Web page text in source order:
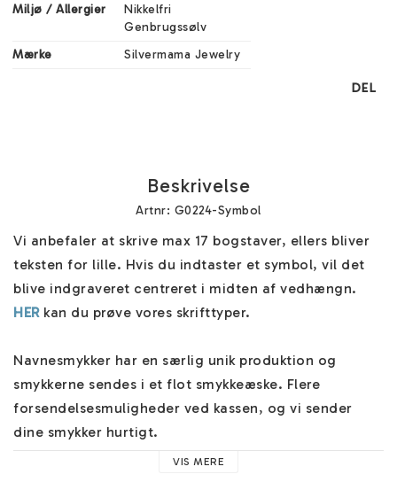
Miljø / Allergier
Nikkelfri
Genbrugssølv
Mærke
Silvermama Jewelry
DEL
Beskrivelse
Artnr: G0224-Symbol
Vi anbefaler at skrive max 17 bogstaver, ellers bliver
teksten for lille. Hvis du indtaster et symbol, vil det
HER kan du prøve vores skrifttyper.
Navnesmykker har en særlig unik produktion og
smykkerne sendes i et flot smykkeæske. Flere
forsendelsesmuligheder ved kassen, og vi sender
dine smykker hurtigt.
VIS MERE